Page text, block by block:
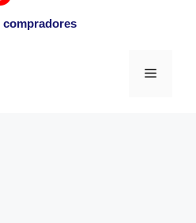
compradores
Menu